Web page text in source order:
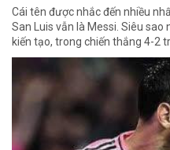
Cái tên được nhắc đến nhiều
San Luis vẫn là Messi. Siêu
kiến tạo, trong chiến thắng 4-2